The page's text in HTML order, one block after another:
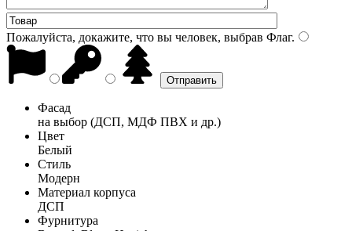
Пожалуйста, докажите, что вы человек, выбрав Флаг.
Фасад
на выбор (ДСП, МДФ ПВХ и др.)
Цвет
Белый
Стиль
Модерн
Материал корпуса
ДСП
Фурнитура